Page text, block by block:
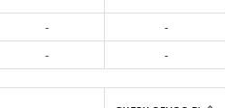
- -
- -